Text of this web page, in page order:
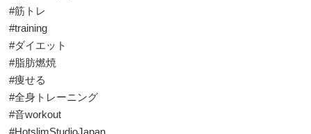
#筋トレ
#training
#ダイエット
#脂肪燃焼
#痩せる
#全身トレーニング
#音workout
#HotslimStudioJapan